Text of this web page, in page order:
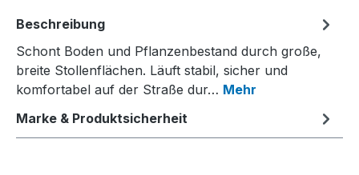
Beschreibung
Schont Boden und Pflanzenbestand durch große,
breite Stollenflächen. Läuft stabil, sicher und
komfortabel auf der Straße dur… Mehr
Marke & Produktsicherheit